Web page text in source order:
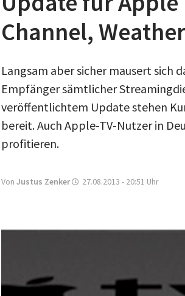
Channel,
Langsam aber sicher mausert sich
Empfänger sämtlicher
veröffentlichtem Update stehen
bereit. Auch Apple-TV-Nutzer in
profitieren.
Von Justus Zenker 27.08.2013 - 20:51 Uhr